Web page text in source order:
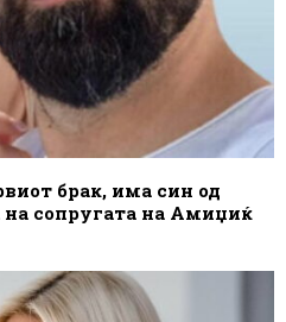
брак, има син од
на сопругата на Амиџиќ